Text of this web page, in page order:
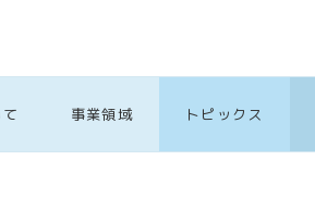
事業領域 トピックス